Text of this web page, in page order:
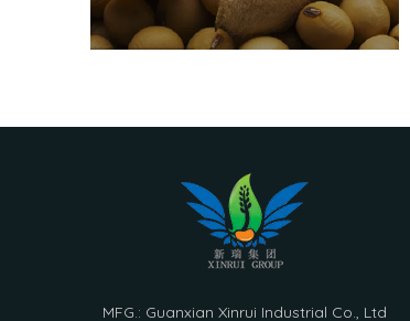
MFG.: Guanxian Xinrui Industrial Co., Ltd